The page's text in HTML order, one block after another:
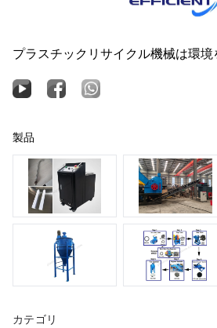
プラスチックリサイクル機械は環
製品
カテゴリ